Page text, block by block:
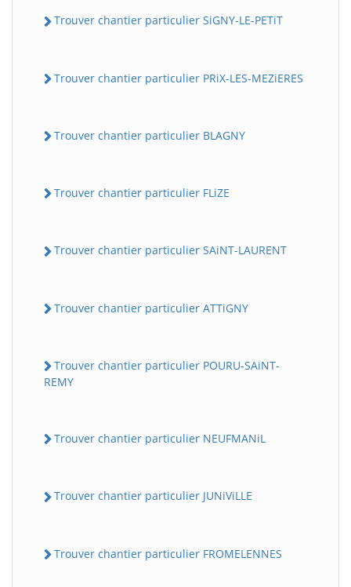
Trouver chantier particulier SiGNY-LE-PETiT
Trouver chantier particulier PRiX-LES-MEZiERES
Trouver chantier particulier BLAGNY
Trouver chantier particulier FLiZE
Trouver chantier particulier SAiNT-LAURENT
Trouver chantier particulier ATTiGNY
Trouver chantier particulier POURU-SAiNT-
REMY
Trouver chantier particulier NEUFMANiL
Trouver chantier particulier JUNiViLLE
Trouver chantier particulier FROMELENNES